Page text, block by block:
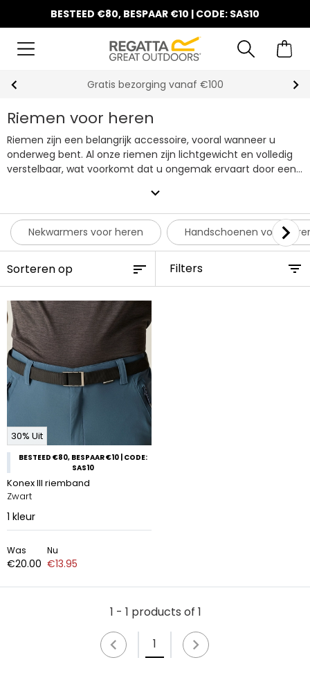
BESTEED €80, BESPAAR €10 | CODE: SAS10
Gratis bezorging vanaf €100
Riemen voor heren
Riemen zijn een belangrijk accessoire, vooral wanneer u
onderweg bent. Al onze riemen zijn lichtgewicht en volledig
verstelbaar, wat voorkomt dat u ongemak ervaart door een
expand_more
Nekwarmers voor heren Handschoenen voor
Filters
30% Uit
BESTEED €80, BESPAAR €10 | CODE:
SAS10
Konex III riemband
Zwart
1 kleur
Was
€20.00
Nu
€13.95
1 - 1 products of 1
1